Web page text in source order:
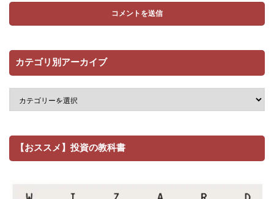
カテゴリ別アーカイブ
【おススメ】投資の教科書